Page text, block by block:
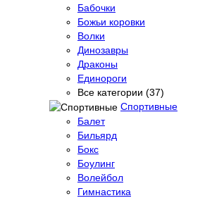
Бабочки
Божьи коровки
Волки
Динозавры
Драконы
Единороги
Все категории (37)
Спортивные
Балет
Бильярд
Бокс
Боулинг
Волейбол
Гимнастика